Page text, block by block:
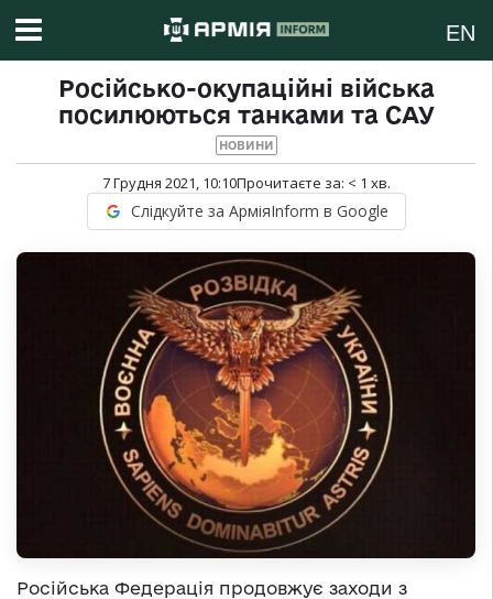
EN
Російсько-окупаційні війська
посилюються танками та САУ
НОВИНИ
7 Грудня 2021, 10:10Прочитаєте за: < 1 хв.
Слідкуйте за АрміяInform в Google
Російська Федерація продовжує заходи з